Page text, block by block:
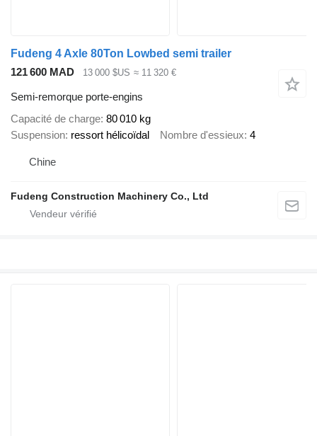
Fudeng 4 Axle 80Ton Lowbed semi trailer
121 600 MAD
13 000 $US ≈ 11 320 €
Semi-remorque porte-engins
Capacité de charge 80 010 kg
Suspension ressort hélicoïdal Nombre d'essieux 4
Chine
Fudeng Construction Machinery Co., Ltd